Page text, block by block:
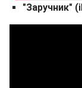
"Заручник"